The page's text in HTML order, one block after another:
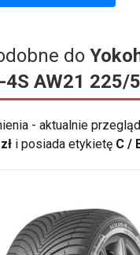
do
4S AW21 225/
- aktualnie
i posiada etykietę C /